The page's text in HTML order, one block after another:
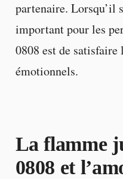
partenaire. Lorsqu’il
important pour les
0808 est de satisfaire
émotionnels.
La flamme
0808 et